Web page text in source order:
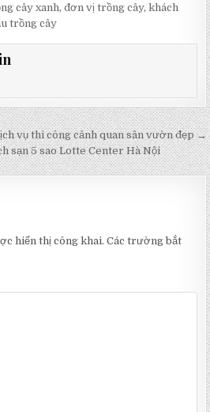
cây xanh,đơn vị trồng cây,khách
trồng cây
vụ thi công cảnh quan sân vườn đẹp →
sạn 5 sao Lotte Center Hà Nội
hiển thị công khai. Các trường bắt